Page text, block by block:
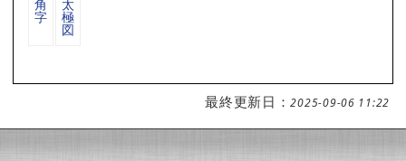
角
字
太
極
図
最終更新日：2025-09-06 11:22